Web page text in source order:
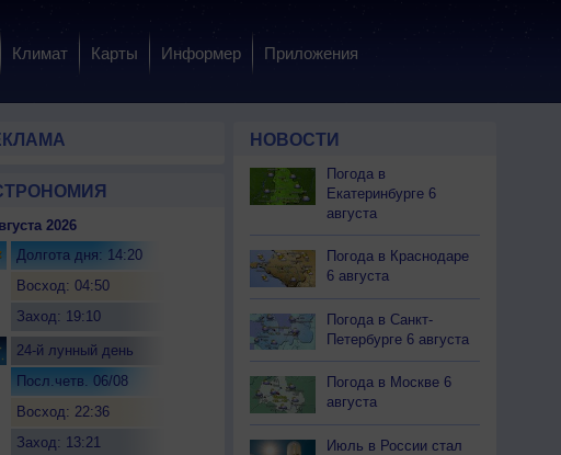
Климат Карты Информер Приложения
2026
Долгота дня: 14:20
Восход: 04:50
Заход: 19:10
24-й лунный день
Посл.четв. 06/08
Восход: 22:36
Заход: 13:21
НОВОСТИ
Погода в
Екатеринбурге 6
августа
Погода в Краснодаре
6 августа
Погода в Санкт-
Петербурге 6 августа
Погода в Москве 6
августа
Июль в России стал